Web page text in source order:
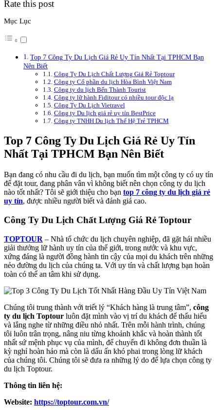
Rate this post
Mục Lục
Top 7 Công Ty Du Lịch Giá Rẻ Uy Tín Nhất Tại TPHCM Bạn
Nên Biết
Công Ty Du Lịch Chất Lượng Giá Rẻ Toptour
Công ty Cổ phần du lịch Hòa Bình Việt Nam
Công ty du lịch Bến Thành Tourist
Công ty lữ hành Fiditour có nhiều tour độc lạ
Công Ty Du Lịch Vietravel
Công ty Du lịch giá rẻ uy tín BestPrice
Công ty TNHH Du lịch Thế Hệ Trẻ TPHCM
Top 7 Công Ty Du Lịch Giá Rẻ Uy Tín
Nhất Tại TPHCM Bạn Nên Biết
Bạn đang có nhu cầu đi du lịch, bạn muốn tìm một công ty có uy tín
để đặt tour, đang phân vân vì không biết nên chọn công ty du lịch
nào tốt nhất? Tôi sẽ giới thiệu cho bạn top 7 công ty du lịch giá rẻ
uy tín, được nhiều người biết và đánh giá cao.
Công Ty Du Lịch Chất Lượng Giá Rẻ Toptour
TOPTOUR – Nhà tổ chức du lịch chuyên nghiệp, đã gặt hái nhiều
giải thưởng lữ hành uy tín của thế giới, trong nước và khu vực,
xứng đáng là người đồng hành tin cậy của mọi du khách trên những
nẻo đường du lịch của chúng ta. Với uy tín và chất lượng bạn hoàn
toàn có thể an tâm khi sử dụng.
Chúng tôi trung thành với triết lý “Khách hàng là trung tâm”, công
ty du lịch Toptour luôn đặt mình vào vị trí du khách để thấu hiểu
và lắng nghe từ những điều nhỏ nhất. Trên mỗi hành trình, chúng
tôi luôn trân trọng, nâng niu từng khoảnh khắc và hoàn thành tốt
nhất sứ mệnh phục vụ của mình, để chuyến đi không đơn thuần là
kỳ nghỉ hoàn hảo mà còn là dấu ấn khó phai trong lòng lữ khách
của chúng tôi. Chúng tôi sẽ đưa ra những lý do để lựa chọn công ty
du lịch Toptour.
Thông tin liên hệ:
Website: https://toptour.com.vn/